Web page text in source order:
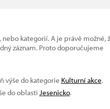
kategorií. A je právě možné,
záznam. Proto doporučujeme
výše do kategorie Kulturní akce.
do oblasti Jesenicko.